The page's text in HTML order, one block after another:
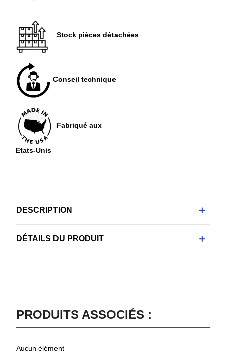
Stock pièces détachées
Conseil technique
Fabriqué aux
Etats-Unis
DESCRIPTION
DÉTAILS DU PRODUIT
PRODUITS ASSOCIÉS :
Aucun élément